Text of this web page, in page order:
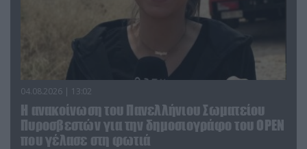
04.08.2026 | 13:02
Η ανακοίνωση του Πανελλήνιου Σωματείου
Πυροσβεστών για την δημοσιογράφο του OPEN
που γέλασε στη φωτιά